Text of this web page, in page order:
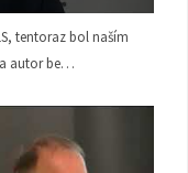
tentoraz bol naším
autor be…